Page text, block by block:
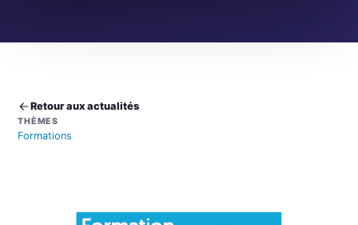
Retour aux actualités
THÈMES
Formations